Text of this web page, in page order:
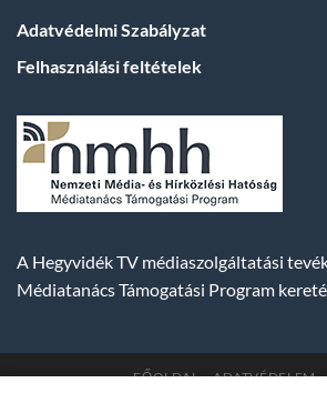
Adatvédelmi Szabályzat
Felhasználási feltételek
A Hegyvidék TV médiaszolgáltatási
Médiatanács Támogatási Program
FŐOLDAL ADATVÉDELEM